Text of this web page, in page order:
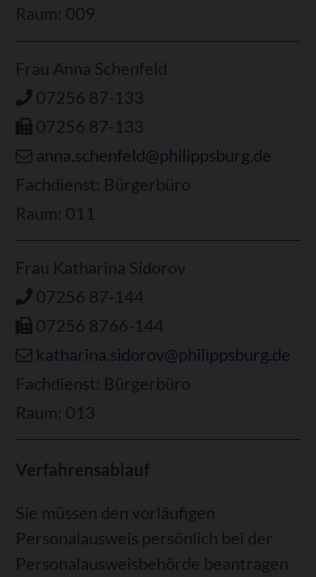
Raum: 009
Frau Anna Schenfeld
07256 87-133
07256 87-133
anna.schenfeld@philippsburg.de
Fachdienst: Bürgerbüro
Raum: 011
Frau Katharina Sidorov
07256 87-144
07256 8766-144
katharina.sidorov@philippsburg.de
Fachdienst: Bürgerbüro
Raum: 013
Verfahrensablauf
Sie müssen den vorläufigen
Personalausweis persönlich bei der
Personalausweisbehörde beantragen